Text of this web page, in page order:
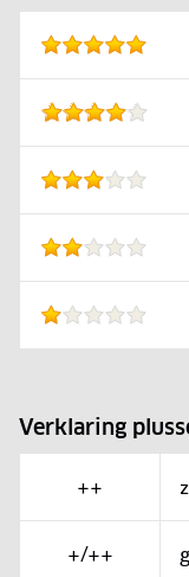
Verklaring
++
+/++